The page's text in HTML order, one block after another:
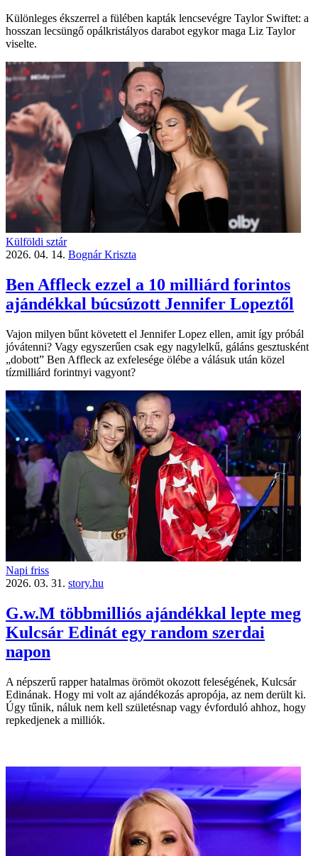
Különleges ékszerrel a fülében kapták lencsevégre Taylor Swiftet: a
hosszan lecsüngő opálkristályos darabot egykor maga Liz Taylor
viselte.
Külföldi sztár
2026. 04. 14. Bognár Kriszta
Ben Affleck ezzel a 10 milliárd forintos
ajándékkal búcsúzott Jennifer Lopeztől
Vajon milyen bűnt követett el Jennifer Lopez ellen, amit így próbál
jóvátenni? Vagy egyszerűen csak egy nagylelkű, gáláns gesztusként
„dobott” Ben Affleck az exfelesége ölébe a válásuk után közel
tízmilliárd forintnyi vagyont?
Napi friss
2026. 03. 31. story.hu
G.w.M többmilliós ajándékkal lepte meg
Kulcsár Edinát egy random szerdai
napon
A népszerű rapper hatalmas örömöt okozott feleségének, Kulcsár
Edinának. Hogy mi volt az ajándékozás apropója, az nem derült ki.
Úgy tűnik, náluk nem kell születésnap vagy évforduló ahhoz, hogy
repkedjenek a milliók.